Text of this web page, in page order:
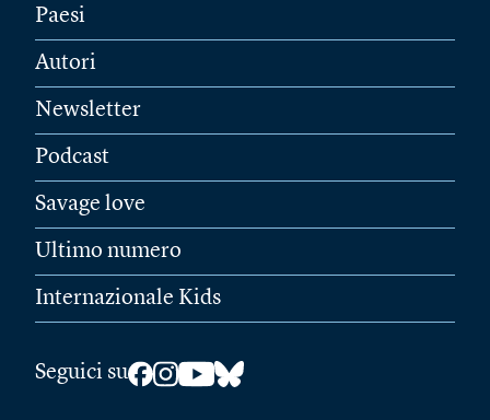
Paesi
Autori
Newsletter
Podcast
Savage love
Ultimo numero
Internazionale Kids
Seguici su